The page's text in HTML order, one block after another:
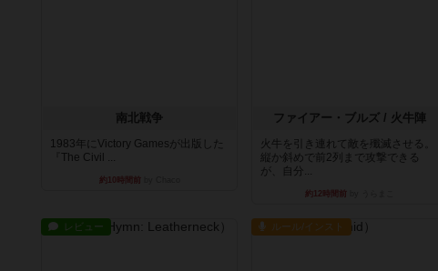
南北戦争
1983年にVictory Gamesが出版した
『The Civil ...
約10時間前
ファイアー・ブルズ / 火牛陣
火牛を引き連れて敵を殲滅させる。
縦か斜めで前2列まで攻撃できる
が、自分...
約12時間前
レビュー ルール/インスト